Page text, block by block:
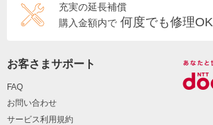
充実の延長補償
購入金額内で 何度でも修理OK
お客さまサポート
FAQ
お問い合わせ
サービス利用規約